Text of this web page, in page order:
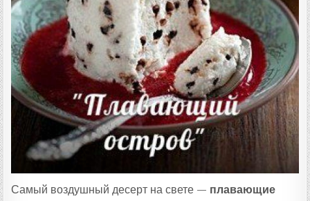
Самый воздушный десерт на свете — плавающие